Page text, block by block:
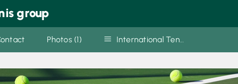
group
Photos (1) International Tennis group